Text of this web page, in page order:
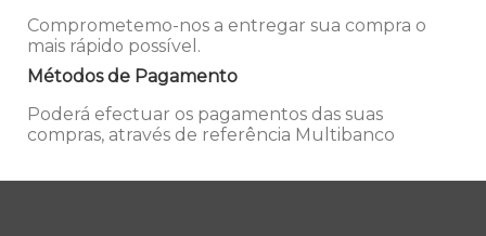
Comprometemo-nos a entregar sua compra o
mais rápido possível.
Métodos de Pagamento
Poderá efectuar os pagamentos das suas
compras, através de referência Multibanco